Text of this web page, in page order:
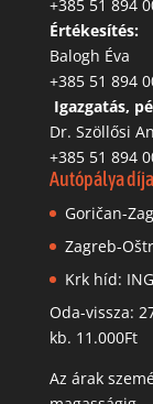
‭+385 51 894
Értékesítés:
Balogh Éva
+385 51 894
Igazgatás,
Dr. Szöllősi
+385 51 894
Autópálya
Goričan-
Zagreb-
Krk híd:
Oda-vissza:
kb. 11.000Ft
Az árak